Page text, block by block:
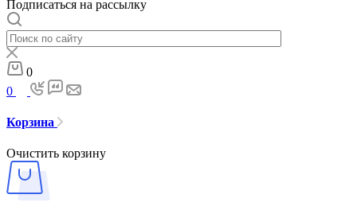
Подписаться на рассылку
0
0
Корзина
Очистить корзину